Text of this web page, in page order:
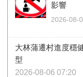
影響
2026-08-
大林蒲遷村進度穩
型
2026-08-06 07:20